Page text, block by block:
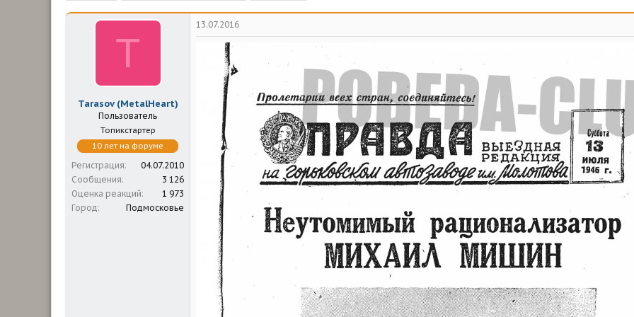
м
ы
а
л
T
Tarasov (MetalHeart)
Пользователь
Топикстартер
10 лет на форуме
Регистрация
04.07.2010
Сообщения
3 126
Оценка реакций
1 973
Город
Подмосковье
13.07.2016